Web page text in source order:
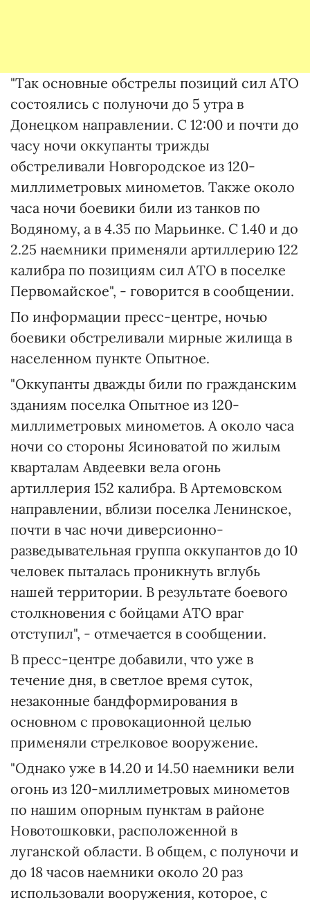
"Так основные обстрелы позиций сил АТО
состоялись с полуночи до 5 утра в
Донецком направлении. С 12:00 и почти до
часу ночи оккупанты трижды
обстреливали Новгородское из 120-
миллиметровых минометов. Также около
часа ночи боевики били из танков по
Водяному, а в 4.35 по Марьинке. С 1.40 и до
2.25 наемники применяли артиллерию 122
калибра по позициям сил АТО в поселке
Первомайское", - говорится в сообщении.
По информации пресс-центре, ночью
боевики обстреливали мирные жилища в
населенном пункте Опытное.
"Оккупанты дважды били по гражданским
зданиям поселка Опытное из 120-
миллиметровых минометов. А около часа
ночи со стороны Ясиноватой по жилым
кварталам Авдеевки вела огонь
артиллерия 152 калибра. В Артемовском
направлении, вблизи поселка Ленинское,
почти в час ночи диверсионно-
разведывательная группа оккупантов до 10
человек пыталась проникнуть вглубь
нашей территории. В результате боевого
столкновения с бойцами АТО враг
отступил", - отмечается в сообщении.
В пресс-центре добавили, что уже в
течение дня, в светлое время суток,
незаконные бандформирования в
основном с провокационной целью
применяли стрелковое вооружение.
"Однако уже в 14.20 и 14.50 наемники вели
огонь из 120-миллиметровых минометов
по нашим опорным пунктам в районе
Новотошковки, расположенной в
луганской области. В общем, с полуночи и
до 18 часов наемники около 20 раз
использовали вооружения, которое, с